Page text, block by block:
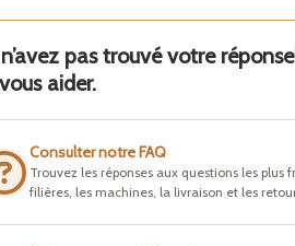
pas trouvé votre
aider.
Consulter notre FAQ
Trouvez les réponses aux questions les plus
filières, les machines, la livraison et les